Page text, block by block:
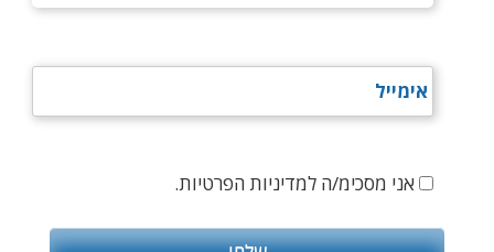
אני מסכימ/ה למדיניות הפרטיות.